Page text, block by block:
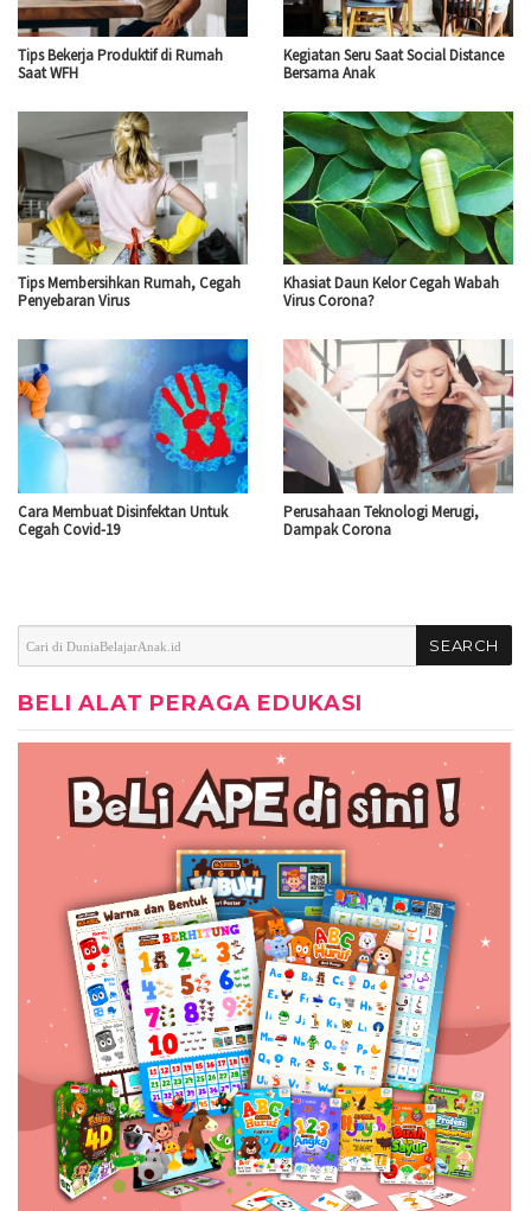
Tips Bekerja Produktif di Rumah
Saat WFH
Kegiatan Seru Saat Social Distance
Bersama Anak
Tips Membersihkan Rumah, Cegah
Penyebaran Virus
Khasiat Daun Kelor Cegah Wabah
Virus Corona?
Cara Membuat Disinfektan Untuk
Cegah Covid-19
Perusahaan Teknologi Merugi,
Dampak Corona
BELI ALAT PERAGA EDUKASI